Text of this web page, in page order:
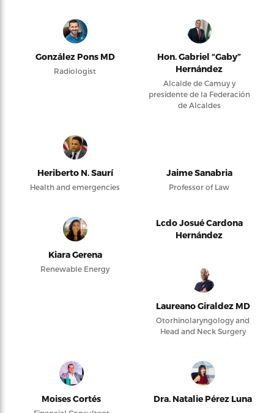
González Pons MD
Radiologist
Hon. Gabriel “Gaby”
Hernández
Alcalde de Camuy y
presidente de la Federación
de Alcaldes
Heriberto N. Saurí
Health and emergencies
Jaime Sanabria
Professor of Law
Kiara Gerena
Renewable Energy
Lcdo Josué Cardona
Hernández
Laureano Giraldez MD
Otorhinolaryngology and
Head and Neck Surgery
Moises Cortés Dra. Natalie Pérez Luna